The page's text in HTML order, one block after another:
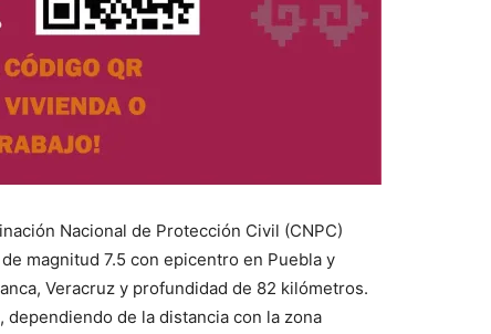
Nacional de Protección Civil (CNPC)
magnitud 7.5 con epicentro en Puebla y
Veracruz y profundidad de 82 kilómetros.
dependiendo de la distancia con la zona